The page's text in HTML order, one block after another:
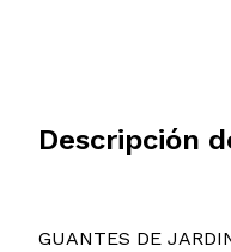
Descripción
GUANTES DE